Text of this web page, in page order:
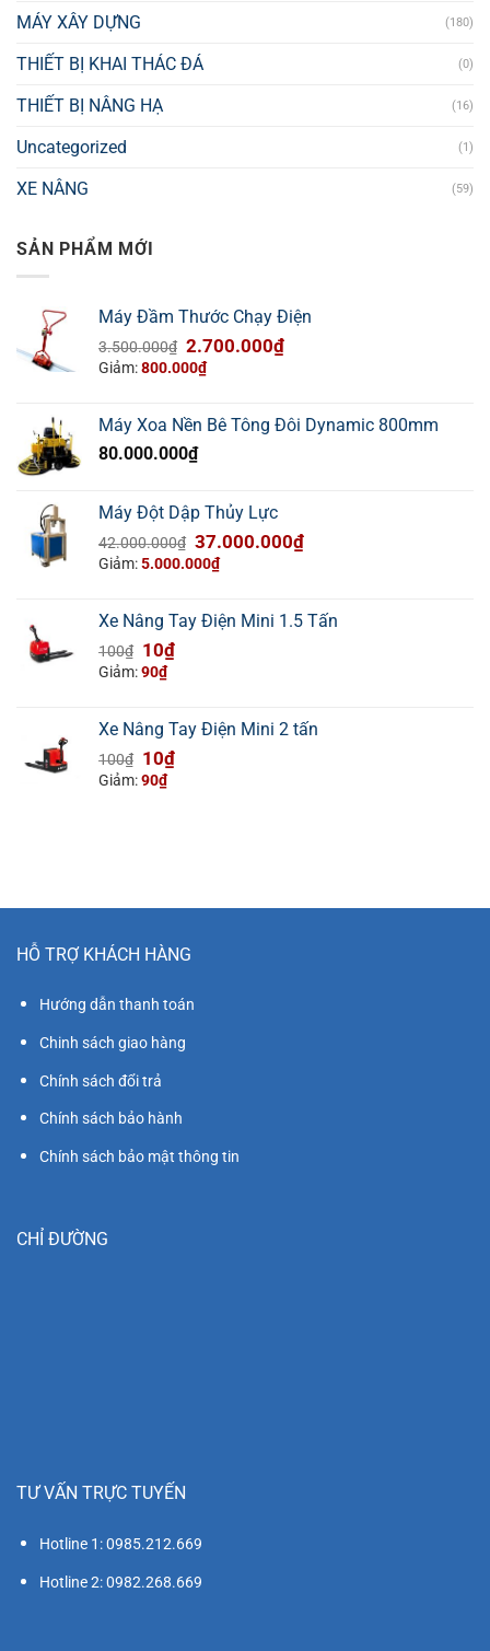
MÁY XÂY DỰNG (180)
THIẾT BỊ KHAI THÁC ĐÁ (0)
THIẾT BỊ NÂNG HẠ (16)
Uncategorized (1)
XE NÂNG (59)
SẢN PHẨM MỚI
Máy Đầm Thước Chạy Điện
3.500.000₫ Giá
gốc
3.500.000₫.
2.700.000₫Giá
là:
2.700.000₫.
Giảm:800.000₫
Máy Xoa Nền Bê Tông Đôi Dynamic 800mm
80.000.000₫
Máy Đột Dập Thủy Lực
42.000.000₫ Giá
gốc
42.000.000₫.
37.000.000₫Giá
là:
37.000.000₫.
Giảm:5.000.000₫
Xe Nâng Tay Điện Mini 1.5 Tấn
100₫ Giá
gốc
100₫.
10₫Giá
là:
10₫.
Giảm:90₫
Xe Nâng Tay Điện Mini 2 tấn
100₫ Giá
gốc
10₫Giá
Giảm:90₫
HỖ TRỢ KHÁCH HÀNG
Hướng dẫn thanh toán
Chinh sách giao hàng
Chính sách đổi trả
Chính sách bảo hành
Chính sách bảo mật thông tin
CHỈ ĐƯỜNG
TƯ VẤN TRỰC TUYẾN
Hotline 1: 0985.212.669
Hotline 2: 0982.268.669